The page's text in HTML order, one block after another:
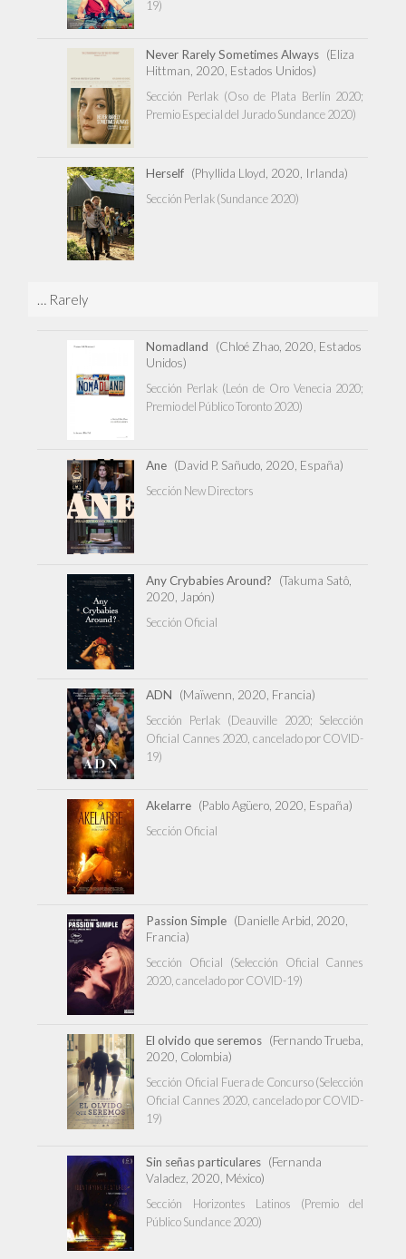
19)
Never Rarely Sometimes Always (Eliza
Hittman, 2020, Estados Unidos)
Sección Perlak (Oso de Plata Berlín 2020;
Premio Especial del Jurado Sundance 2020)
Herself (Phyllida Lloyd, 2020, Irlanda)
Sección Perlak (Sundance 2020)
… Rarely
Nomadland
(Chloé Zhao, 2020, Estados
Unidos)
Sección Perlak (León de Oro Venecia 2020;
Premio del Público Toronto 2020)
Ane (David P. Sañudo, 2020, España)
Sección New Directors
Any Crybabies Around?
(Takuma Satô,
2020, Japón)
Sección Oficial
ADN
(Maïwenn, 2020, Francia)
Sección Perlak (Deau­ville 2020; Selección
Oficial Cannes 2020, cancelado por COVID-
19)
Akelarre (Pablo Agüero, 2020, España)
Sección Oficial
Passion Simple (Danielle Arbid, 2020,
Francia)
Sección Oficial (Selección Oficial Cannes
2020, cancelado por COVID-19)
El olvido que seremos (Fernando Trueba,
2020, Colombia)
Sección Oficial Fuera de Concurso (Selección
Oficial Cannes 2020, cancelado por COVID-
19)
Sin señas particulares (Fernanda
Valadez, 2020, México)
Sección Horizontes Latinos (Premio del
Público Sundance 2020)